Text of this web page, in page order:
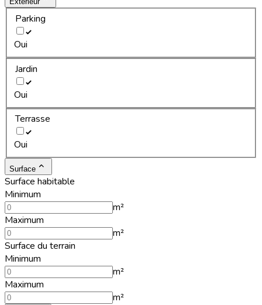
Parking
Oui
Jardin
Oui
Terrasse
Oui
Surface
Surface habitable
Minimum
m²
Maximum
m²
Surface du terrain
Minimum
m²
Maximum
m²